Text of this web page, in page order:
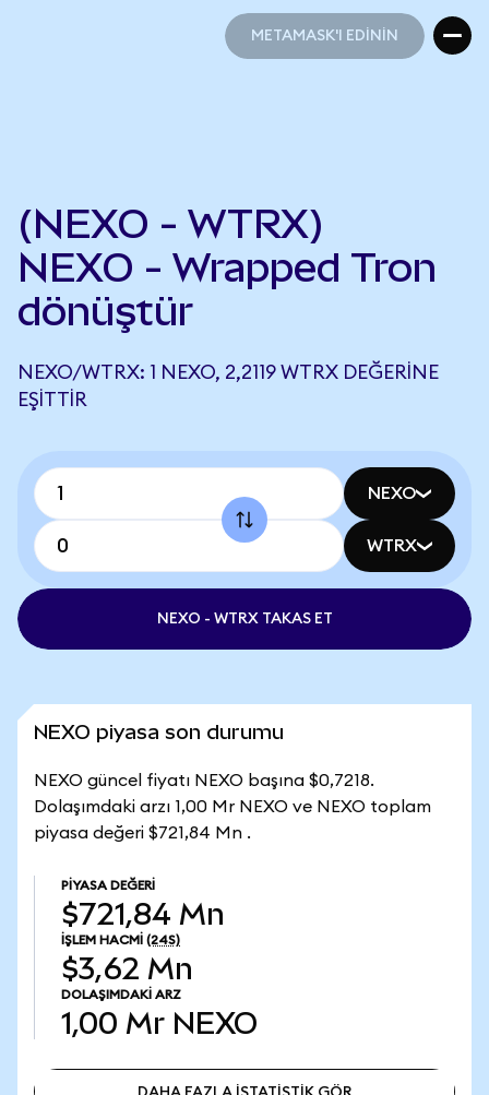
METAMASK'I EDİNİN
(NEXO - WTRX)
NEXO - Wrapped Tron
dönüştür
NEXO/WTRX: 1 NEXO, 2,2119 WTRX DEĞERINE
EŞITTIR
NEXO
WTRX
NEXO - WTRX TAKAS ET
NEXO piyasa son durumu
NEXO güncel fiyatı NEXO başına $0,7218.
Dolaşımdaki arzı 1,00 Mr NEXO ve NEXO toplam
piyasa değeri $721,84 Mn .
PIYASA DEĞERI
$721,84 Mn
İŞLEM HACMI (24S)
$3,62 Mn
DOLAŞIMDAKI ARZ
1,00 Mr NEXO